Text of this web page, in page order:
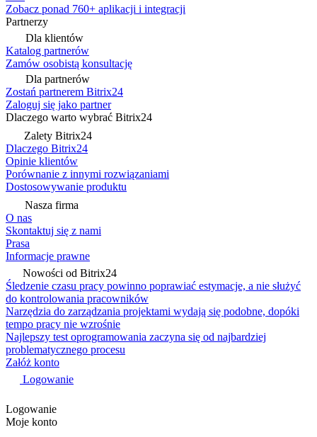
Zobacz ponad 760+ aplikacji i integracji
Partnerzy
Dla klientów
Katalog partnerów
Zamów osobistą konsultację
Dla partnerów
Zostań partnerem Bitrix24
Zaloguj się jako partner
Dlaczego warto wybrać Bitrix24
Zalety Bitrix24
Dlaczego Bitrix24
Opinie klientów
Porównanie z innymi rozwiązaniami
Dostosowywanie produktu
Nasza firma
O nas
Skontaktuj się z nami
Prasa
Informacje prawne
Nowości od Bitrix24
Śledzenie czasu pracy powinno poprawiać estymacje, a nie służyć
do kontrolowania pracowników
Narzędzia do zarządzania projektami wydają się podobne, dopóki
tempo pracy nie wzrośnie
Najlepszy test oprogramowania zaczyna się od najbardziej
problematycznego procesu
Załóż konto
Logowanie
Logowanie
Moje konto